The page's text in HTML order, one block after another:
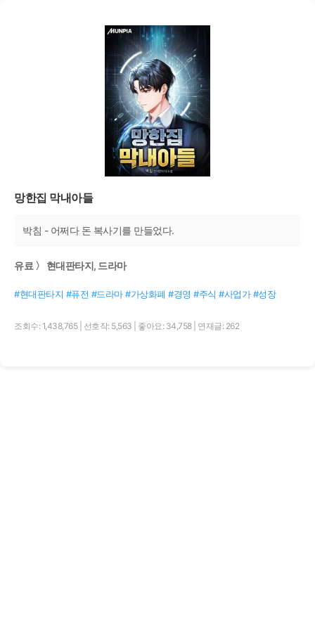
망한집 막내아들
박침 - 어쩌다 돈 복사기를 만들었다.
유료 〉 현대판타지, 드라마
#현대판타지 #퓨전 #드라마 #가상화폐 #경영 #주식 #사업가 #성장
조회수: 1,438,765 선호작: 5,563 좋아요: 34,758 연재글: 262